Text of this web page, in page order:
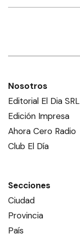
Nosotros
Editorial El Dia SRL
Edición Impresa
Ahora Cero Radio
Club El Día
Secciones
Ciudad
Provincia
País